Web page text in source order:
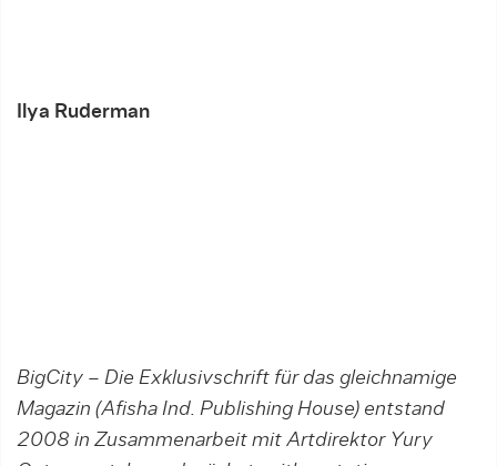
Ilya Ruderman
BigCity – Die Exklusivschrift für das gleichnamige
Magazin (Afisha Ind. Publishing House) entstand
2008 in Zusammenarbeit mit Artdirektor Yury